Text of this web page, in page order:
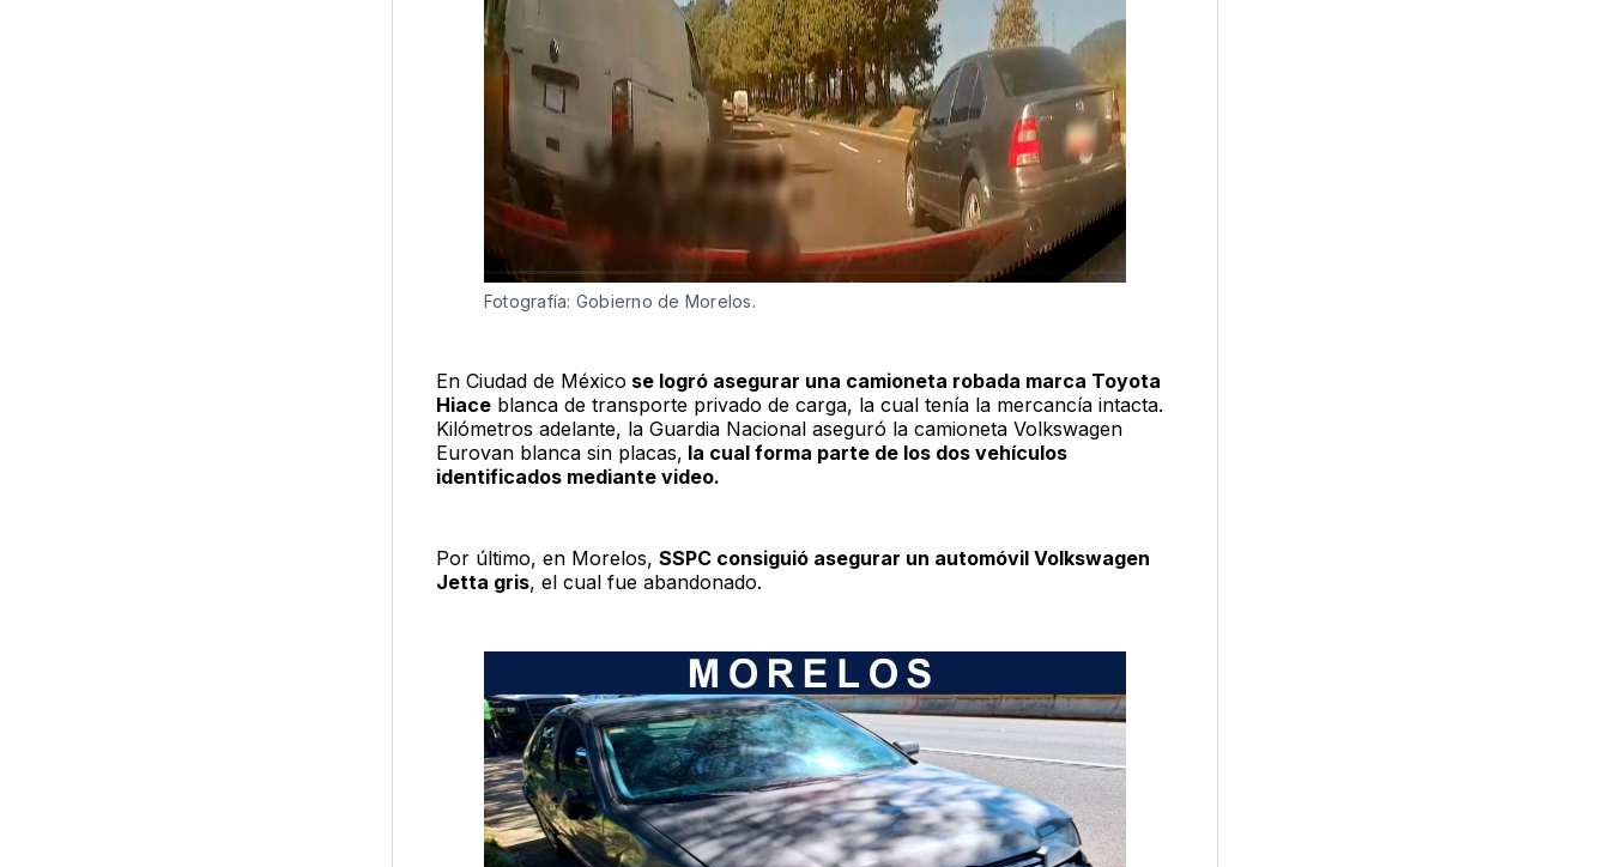
Fotografía: Gobierno de Morelos.
En Ciudad de México se logró asegurar una camioneta robada marca Toyota
Hiaceblanca de transporte privado de carga, la cual tenía la mercancía intacta.
Kilómetros adelante, la Guardia Nacional aseguró la camioneta Volkswagen
Eurovan blanca sin placas, la cual forma parte de los dos vehículos
identificados mediante video.
Por último, en Morelos, SSPC consiguió asegurar un automóvil Volkswagen
Jetta gris, el cual fue abandonado.